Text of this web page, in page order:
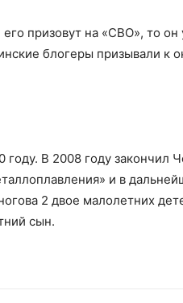
призовут на «СВО», то он
блогеры призывали к
В 2008 году закончил
и в
2 двое малолетних
сын.